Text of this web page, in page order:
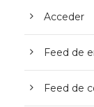
Acceder
Feed de
Feed de